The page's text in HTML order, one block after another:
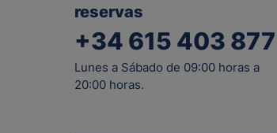
reservas
+34 615 403 877
Lunes a Sábado de 09:00 horas a
20:00 horas.